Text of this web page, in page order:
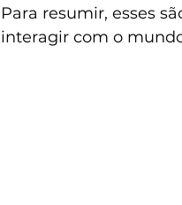
Para resumir, esses
interagir com o